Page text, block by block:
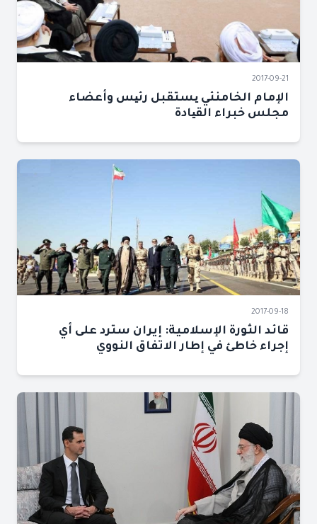
2017-09-21
الإمام الخامنئي یستقبل رئیس وأعضاء
مجلس خبراء القیادة
2017-09-18
قائد الثورة الإسلامية: إيران سترد على أي
إجراء خاطئ في إطار الاتفاق النووي